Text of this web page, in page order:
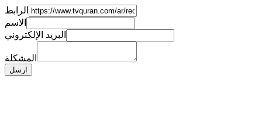
الرابط
الاسم
البريد الإلكتروني
المشكلة
ارسل